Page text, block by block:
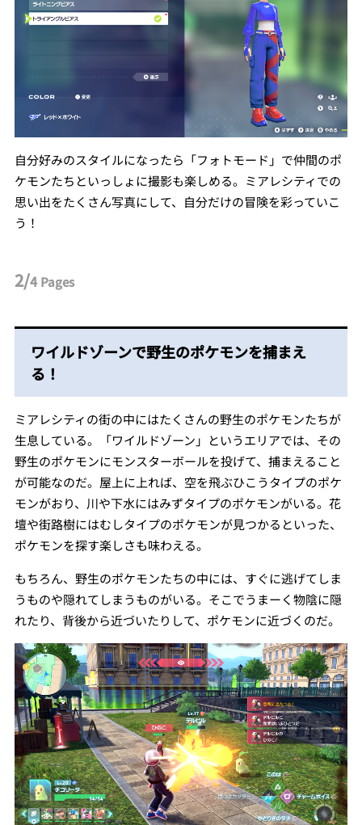
自分好みのスタイルになったら「フォトモード」で仲間のポ
ケモンたちといっしょに撮影も楽しめる。ミアレシティでの
思い出をたくさん写真にして、自分だけの冒険を彩っていこ
う！
2/4Pages
ワイルドゾーンで野生のポケモンを捕まえ
る！
ミアレシティの街の中にはたくさんの野生のポケモンたちが
生息している。「ワイルドゾーン」というエリアでは、その
野生のポケモンにモンスターボールを投げて、捕まえること
が可能なのだ。屋上に上れば、空を飛ぶひこうタイプのポケ
モンがおり、川や下水にはみずタイプのポケモンがいる。花
壇や街路樹にはむしタイプのポケモンが見つかるといった、
ポケモンを探す楽しさも味わえる。
もちろん、野生のポケモンたちの中には、すぐに逃げてしま
うものや隠れてしまうものがいる。そこでうまーく物陰に隠
れたり、背後から近づいたりして、ポケモンに近づくのだ。